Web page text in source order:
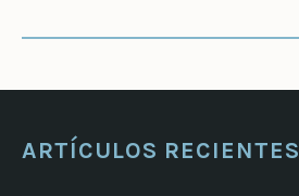
ARTÍCULOS RECIENTES